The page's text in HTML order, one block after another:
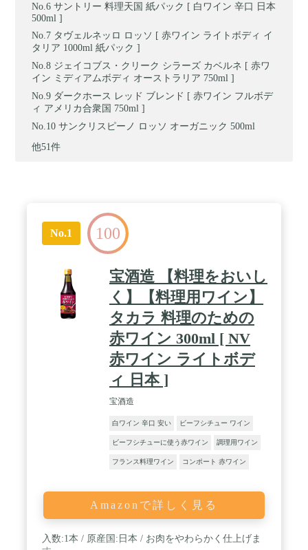
サントリー 料理天国 紙パック [ 白ワイン 辛口 日本
500ml ]
タヴェルネッロ ロッソ [ 赤ワイン ライトボディ イ
タリア 1000ml 紙パック ]
ジェイコブス・クリーク シラーズ カベルネ [ 赤ワ
イン ミディアムボディ オーストラリア 750ml ]
ダークホース レッド ブレンド [ 赤ワイン フルボデ
ィ アメリカ合衆国 750ml ]
サンクリスピーノ ロッソ オーガニック 500ml
他51件
No.1 100
宝酒造 【料理をおいし
く】【料理用ワイン】
タカラ 料理のための
赤ワイン 300ml [ NV
赤ワイン ライトボデ
ィ 日本 ]
宝酒造
白ワイン 辛口 安い ビーフシチュー ワイン
ビーフシチューに使う赤ワイン 調理用ワイン
フランス料理ワイン コンポート 赤ワイン
Amazonで詳しく見る
入数:1本 / 原産国:日本 / お肉をやわらかく仕上げま